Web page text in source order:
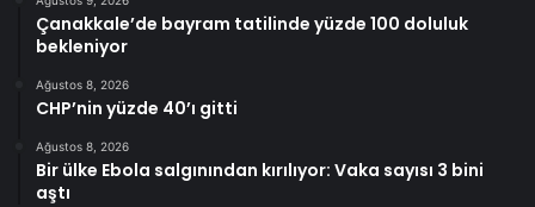
Çanakkale’de bayram tatilinde yüzde 100 doluluk
bekleniyor
Ağustos 8, 2026
CHP’nin yüzde 40’ı gitti
Ağustos 8, 2026
Bir ülke Ebola salgınından kırılıyor: Vaka sayısı 3 bini
aştı